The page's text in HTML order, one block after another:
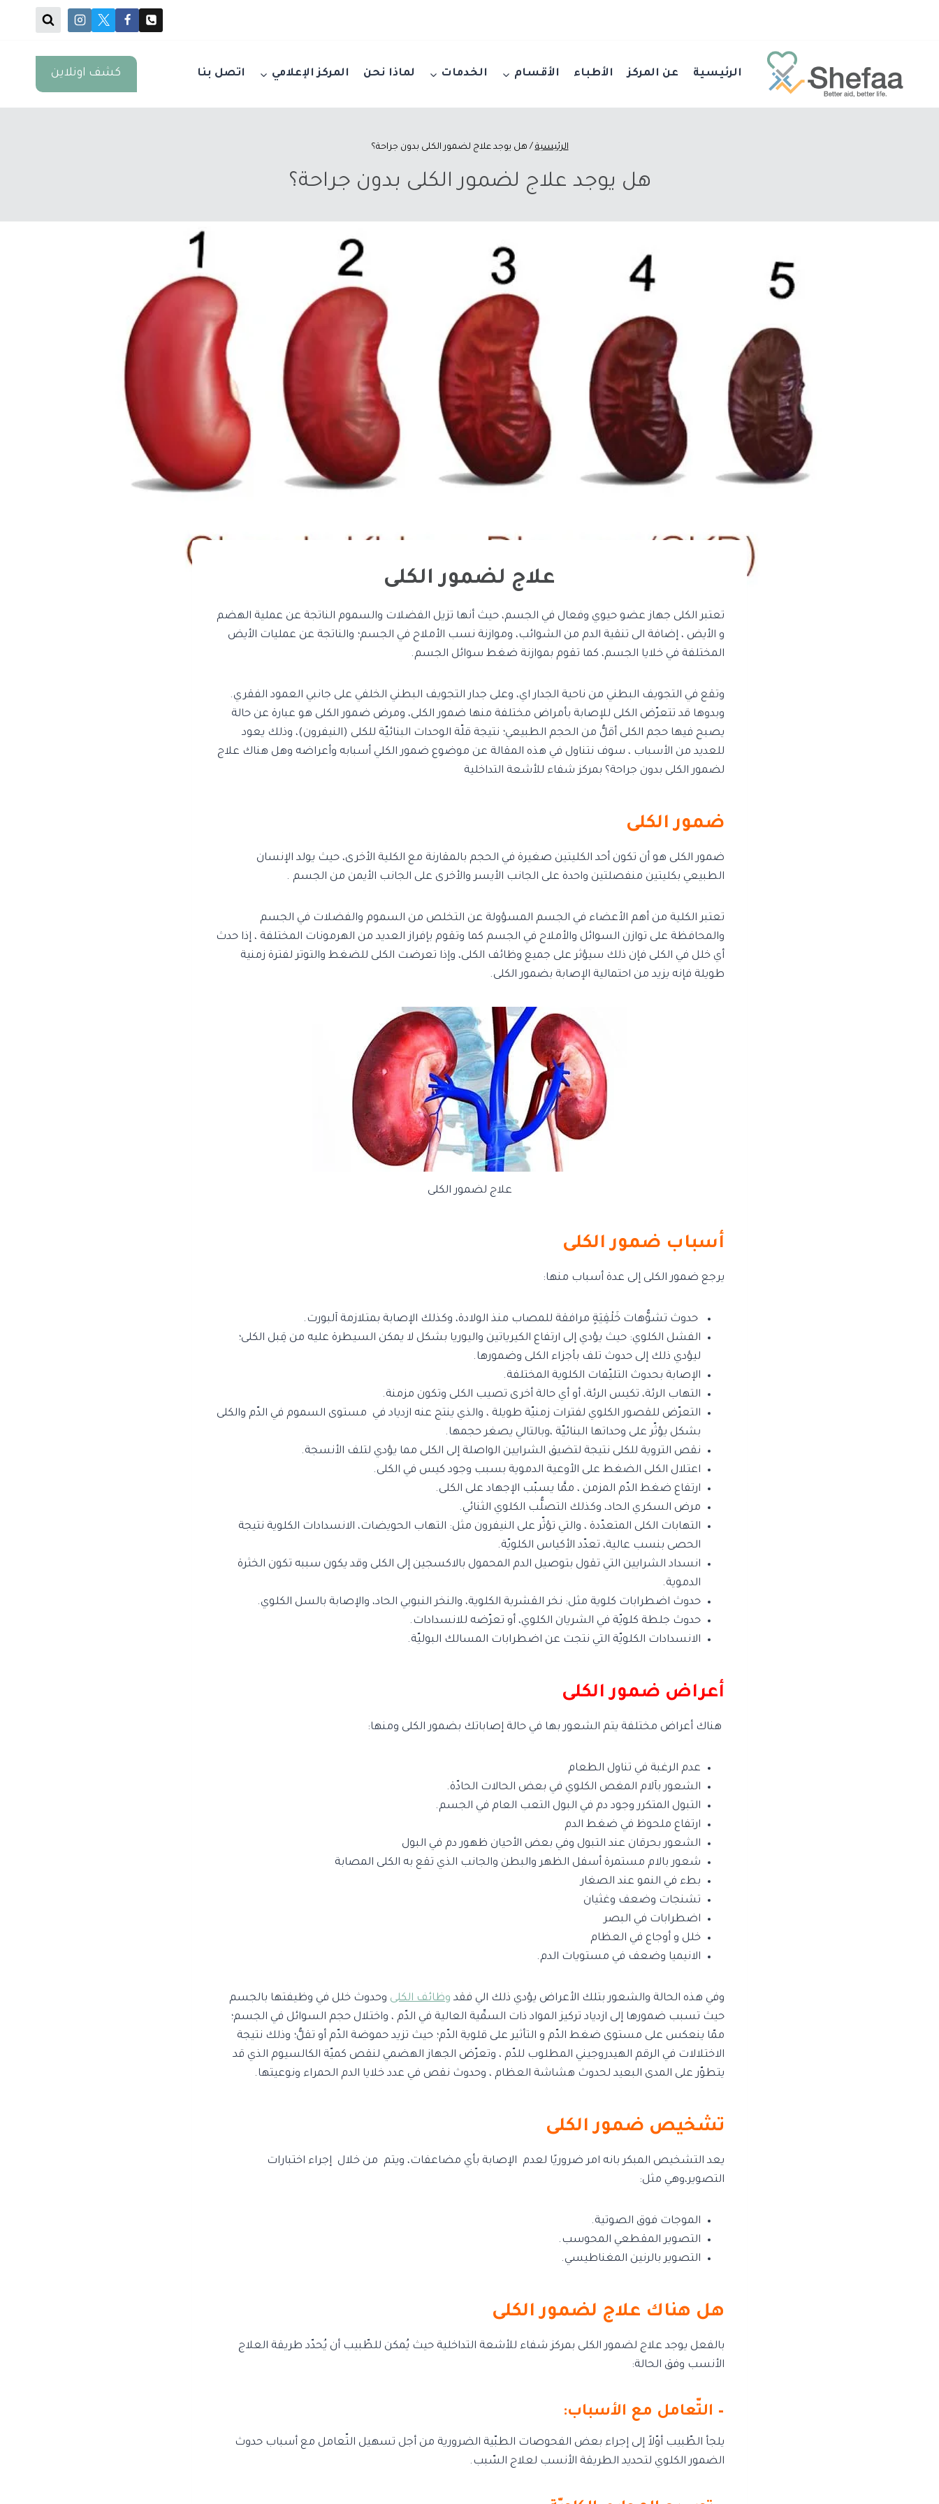
الرئيسية عن المركز الأطباء الأقسام الخدمات لماذا نحن المركز الإعلامي اتصل بنا كشف اونلاين
الرئيسية / هل يوجد علاج لضمور الكلى بدون جراحة؟
هل يوجد علاج لضمور الكلى بدون جراحة؟
علاج لضمور الكلى
تعتبر الكلى جهاز عضو حيوي وفعال في الجسم، حيث أنها تزيل الفضلات والسموم الناتجة عن عملية الهضم
و الأيض ، إضافة الى تنقية الدم من الشوائب، وموازنة نسب الأملاح في الجسم؛ والناتجة عن عمليات الأيض
المختلفة في خلايا الجسم، كما تقوم بموازنة ضغط سوائل الجسم.
وتقع في التجويف البطني من ناحية الجدار اي، وعلى جدار التجويف البطني الخلفي على جانبي العمود الفقري.
وبدوها قد تتعرّض الكلى للإصابة بأمراض مختلفة منها ضمور الكلى، ومرض ضمور الكلى هو عبارة عن حالة
يصبح فيها حجم الكلى أقلُّ من الحجم الطبيعي؛ نتيجة قلّة الوحدات البنائيّة للكلى (النيفرون)، وذلك يعود
للعديد من الأسباب ، سوف نتناول في هذه المقالة عن موضوع ضمور الكلي أسبابه وأعراضه وهل هناك علاج
لضمور الكلى بدون جراحة؟ بمركز شفاء للأشعة التداخلية
ضمور الكلى
ضمور الكلى هو أن تكون أحد الكليتين صغيرة في الحجم بالمقارنة مع الكلية الأخرى، حيث يولد الإنسان
الطبيعي بكليتين منفصلتين واحدة على الجانب الأيسر والأخرى على الجانب الأيمن من الجسم .
تعتبر الكلية من أهم الأعضاء في الجسم المسؤولة عن التخلص من السموم والفضلات في الجسم
والمحافظة على توازن السوائل والأملاح في الجسم كما وتقوم بإفراز العديد من الهرمونات المختلفة ، إذا حدث
أي خلل في الكلى فإن ذلك سيؤثر على جميع وظائف الكلى، وإذا تعرضت الكلى للضغط والتوتر لفترة زمنية
طويلة فإنه يزيد من احتمالية الإصابة بضمور الكلى.
علاج لضمور الكلى
أسباب ضمور الكلى
يرجع ضمور الكلى إلى عدة أسباب منها:
حدوث تشوُّهات خَلْقِيَةٍ مرافقة للمصاب منذ الولادة، وكذلك الإصابة بمتلازمة آلبورت.
الفشل الكلوي: حيث يؤدي إلى ارتفاع الكيرياتين واليوريا بشكل لا يمكن السيطرة عليه من قِبل الكلى؛
ليؤدي ذلك إلى حدوث تلف بأجزاء الكلى وضمورها.
الإصابة بحدوث التليّفات الكلوية المختلفة.
التهاب الرئة، تكيس الرئة، أو أي حالة أخرى تصيب الكلى وتكون مزمنة.
التعرّض للقصور الكلوي لفترات زمنيّة طويلة ، والذي ينتج عنه ازدياد في مستوى السموم في الدّم والكلى
بشكل يؤثّر على وحداتها البنائيّة ،وبالتالي يصغر حجمها.
نقص التروية للكلى نتيجة لتضيق الشرايين الواصلة إلى الكلى مما يؤدي لتلف الأنسجة.
اعتلال الكلى الضغط على الأوعية الدموية بسبب وجود كيس في الكلى.
ارتفاع ضغط الدّم المزمن ، ممَّا يسبّب الإجهاد على الكلى.
مرض السكري الحاد، وكذلك التصلُّب الكلوي الثنائي.
التهابات الكلى المتعدّدة ، والتي تؤثّر على النيفرون مثل: التهاب الحويضات، الانسدادات الكلوية نتيجة
الحصى بنسب عالية، تعدّد الأكياس الكلويّة.
انسداد الشرايين التي تقول بتوصيل الدم المحمول بالاكسجين إلى الكلى وقد يكون سببه تكون الخثرة
الدموية.
حدوث اضطرابات كلوية مثل: نخر القشرية الكلوية، والنخر النبوبي الحاد، والإصابة بالسل الكلوي.
حدوث جلطة كلويّة في الشريان الكلوي، أو تعرّضه للانسدادات.
الانسدادات الكلويّة التي نتجت عن اضطرابات المسالك البوليّة.
أعراض ضمور الكلى
هناك أعراض مختلفة يتم الشعور بها في حالة إصاباتك بضمور الكلى ومنها:
عدم الرغبة في تناول الطعام
الشعور بآلام المغص الكلوي في بعض الحالات الحادّة.
التبول المتكرر وجود دم في البول التعب العام في الجسم.
ارتفاع ملحوظ في ضغط الدم
الشعور بحرقان عند التبول وفي بعض الأحيان ظهور دم في البول
شعور بالام مستمرة أسفل الظهر والبطن والجانب الذي تقع به الكلى المصابة
بطء في النمو عند الصغار
تشنجات وضعف وغثيان
اضطرابات في البصر
خلل و أوجاع في العظام
الانيميا وضعف في مستويات الدم.
وفي هذه الحالة والشعور بتلك الأعراض يؤدي ذلك الي فقد وظائف الكلى وحدوث خلل في وظيفتها بالجسم
حيث تسبب ضمورها إلى ازدياد تركيز المواد ذات السمِّية العالية في الدّم ، واختلال حجم السوائل في الجسم؛
ممّا ينعكس على مستوى ضغط الدّم و التأثير على قلوية الدّم؛ حيث تزيد حموضة الدّم أو تقلُّ؛ وذلك نتيجة
الاختلالات في الرقم الهيدروجيني المطلوب للدّم ، وتعرّض الجهاز الهضمي لنقص كميّة الكالسيوم الذي قد
يتطوّر على المدى البعيد لحدوث هشاشة العظام ، وحدوث نقص في عدد خلايا الدم الحمراء ونوعيتها.
تشخيص ضمور الكلى
يعد التشخيص المبكر بانه امر ضروريًا لعدم الإصابة بأي مضاعفات، ويتم من خلال إجراء اختبارات
التصوير،وهي مثل:
الموجات فوق الصوتية.
التصوير المقطعي المحوسب.
التصوير بالرنين المغناطيسي.
هل هناك علاج لضمور الكلى
بالفعل يوجد علاج لضمور الكلى بمركز شفاء للأشعة التداخلية حيث يُمكن للطّبيب أن يُحدّد طريقة العلاج
الأنسب وفق الحالة:
– التّعامل مع الأسباب:
يلجأ الطّبيب أوّلاً إلى إجراء بعض الفحوصات الطبّية الضرورية من أجل تسهيل التّعامل مع أسباب حدوث
الضمور الكلوي لتحديد الطريقة الأنسب لعلاج السّبب.